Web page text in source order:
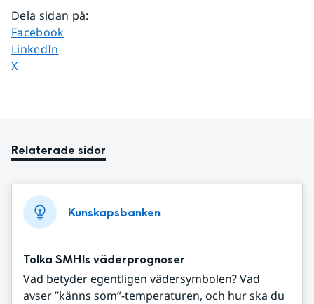
Dela sidan på:
Dela sidan på
Facebook
Dela sidan på
LinkedIn
Dela sidan på
X
Relaterade sidor
Kunskapsbanken
Tolka SMHIs väderprognoser
Vad betyder egentligen vädersymbolen? Vad
avser ”känns som”-temperaturen, och hur ska du